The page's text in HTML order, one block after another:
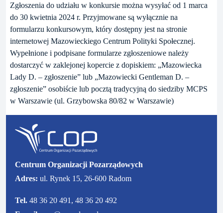
Zgłoszenia do udziału w konkursie można wysyłać od 1 marca
do 30 kwietnia 2024 r. Przyjmowane są wyłącznie na
formularzu konkursowym, który dostępny jest na stronie
internetowej Mazowieckiego Centrum Polityki Społecznej.
Wypełnione i podpisane formularze zgłoszeniowe należy
dostarczyć w zaklejonej kopercie z dopiskiem: „Mazowiecka
Lady D. – zgłoszenie” lub „Mazowiecki Gentleman D. –
zgłoszenie” osobiście lub pocztą tradycyjną do siedziby MCPS
w Warszawie (ul. Grzybowska 80/82 w Warszawie)
Centrum Organizacji Pozarządowych
Adres: ul. Rynek 15, 26-600 Radom
Tel. 48 36 20 491, 48 36 20 492